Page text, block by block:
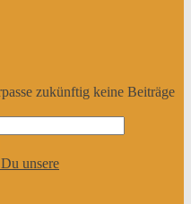
zukünftig keine Beiträge
unsere